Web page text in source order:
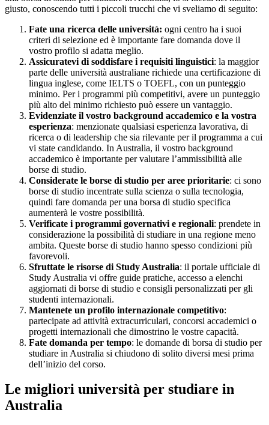
giusto, conoscendo tutti i piccoli trucchi che vi sveliamo di seguito:
Fate una ricerca delle università: ogni centro ha i suoi
criteri di selezione ed è importante fare domanda dove il
vostro profilo si adatta meglio.
Assicuratevi di soddisfare i requisiti linguistici: la maggior
parte delle università australiane richiede una certificazione di
lingua inglese, come IELTS o TOEFL, con un punteggio
minimo. Per i programmi più competitivi, avere un punteggio
più alto del minimo richiesto può essere un vantaggio.
Evidenziate il vostro background accademico e la vostra
esperienza: menzionate qualsiasi esperienza lavorativa, di
ricerca o di leadership che sia rilevante per il programma a cui
vi state candidando. In Australia, il vostro background
accademico è importante per valutare l’ammissibilità alle
borse di studio.
Considerate le borse di studio per aree prioritarie: ci sono
borse di studio incentrate sulla scienza o sulla tecnologia,
quindi fare domanda per una borsa di studio specifica
aumenterà le vostre possibilità.
Verificate i programmi governativi e regionali: prendete in
considerazione la possibilità di studiare in una regione meno
ambita. Queste borse di studio hanno spesso condizioni più
favorevoli.
Sfruttate le risorse di Study Australia: il portale ufficiale di
Study Australia vi offre guide pratiche, accesso a elenchi
aggiornati di borse di studio e consigli personalizzati per gli
studenti internazionali.
Mantenete un profilo internazionale competitivo:
partecipate ad attività extracurriculari, concorsi accademici o
progetti internazionali che dimostrino le vostre capacità.
Fate domanda per tempo: le domande di borsa di studio per
studiare in Australia si chiudono di solito diversi mesi prima
dell’inizio del corso.
Le migliori università per studiare in
Australia